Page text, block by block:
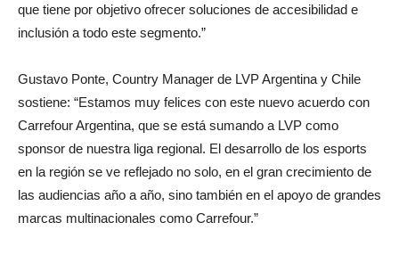
que tiene por objetivo ofrecer soluciones de accesibilidad e
inclusión a todo este segmento.”
Gustavo Ponte, Country Manager de LVP Argentina y Chile
sostiene: “Estamos muy felices con este nuevo acuerdo con
Carrefour Argentina, que se está sumando a LVP como
sponsor de nuestra liga regional. El desarrollo de los esports
en la región se ve reflejado no solo, en el gran crecimiento de
las audiencias año a año, sino también en el apoyo de grandes
marcas multinacionales como Carrefour.”